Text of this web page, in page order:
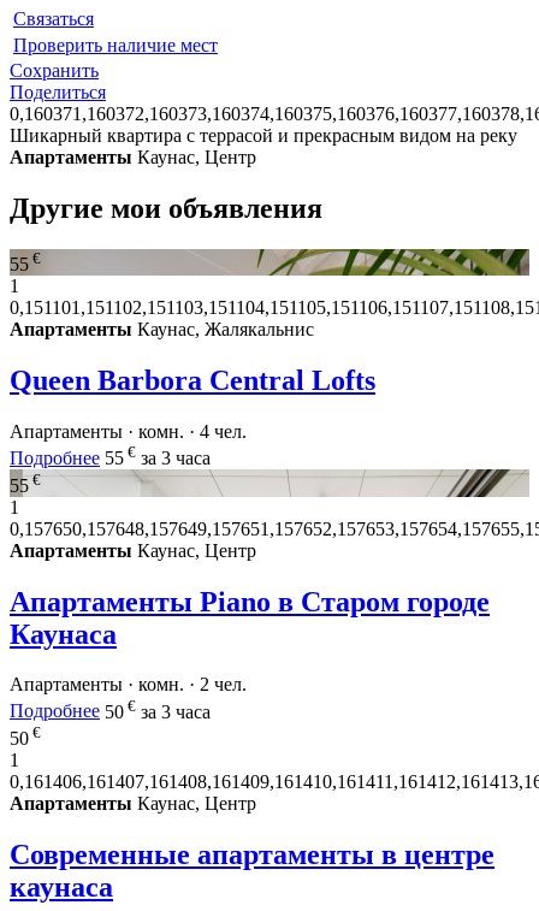
Связаться
Проверить наличие мест
Сохранить
Поделиться
Шикарный квартира с террасой и прекрасным видом на реку
Апартаменты Каунас, Центр
Другие мои объявления
55 €
1
Апартаменты Каунас, Жалякальнис
Queen Barbora Central Lofts
Апартаменты · комн. · 4 чел.
Подробнее 55 € за 3 часа
55 €
1
Апартаменты Каунас, Центр
Апартаменты Piano в Старом городе
Каунаса
Апартаменты · комн. · 2 чел.
Подробнее 50 € за 3 часа
50 €
1
Апартаменты Каунас, Центр
Современные апартаменты в центре
каунаса